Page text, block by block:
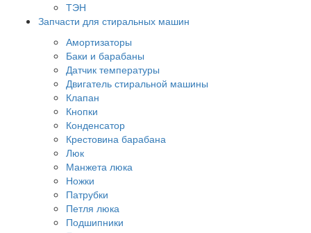
ТЭН
Запчасти для стиральных машин
Амортизаторы
Баки и барабаны
Датчик температуры
Двигатель стиральной машины
Клапан
Кнопки
Конденсатор
Крестовина барабана
Люк
Манжета люка
Ножки
Патрубки
Петля люка
Подшипники